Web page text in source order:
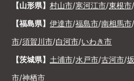
【山形県】 村山市/寒河江市/東根市/
【福島県】 伊達市/福島市/南相馬市/
市/須賀川市/白河市/いわき市
【茨城県】 土浦市/水戸市/古河市/
市/神栖市